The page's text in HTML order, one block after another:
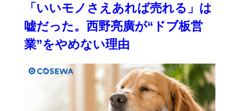
「いいモノさえあれば売れる」は
嘘だった。西野亮廣が“ドブ板営
業”をやめない理由